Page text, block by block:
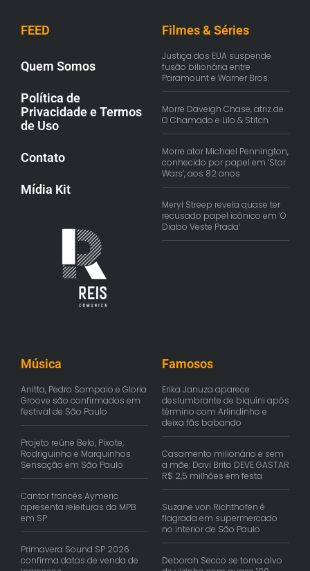
FEED
Quem Somos
Política de
Privacidade e Termos
de Uso
Contato
Mídia Kit
Filmes & Séries
Justiça dos EUA suspende
fusão bilionária entre
Paramount e Warner Bros.
Morre Daveigh Chase, atriz de
O Chamado e Lilo & Stitch
Morre ator Michael Pennington,
conhecido por papel em ‘Star
Wars’, aos 82 anos
Meryl Streep revela quase ter
recusado papel icônico em ‘O
Diabo Veste Prada’
Música
Anitta, Pedro Sampaio e Gloria
Groove são confirmados em
festival de São Paulo
Projeto reúne Belo, Pixote,
Rodriguinho e Marquinhos
Sensação em São Paulo
Cantor francês Aymeric
apresenta releituras da MPB
em SP
Primavera Sound SP 2026
confirma datas de venda de
Famosos
Erika Januza aparece
deslumbrante de biquíni após
término com Arlindinho e
deixa fãs babando
Casamento milionário e sem
a mãe: Davi Brito DEVE GASTAR
R$ 2,5 milhões em festa
Suzane von Richthofen é
flagrada em supermercado
no interior de São Paulo
Deborah Secco se torna alvo